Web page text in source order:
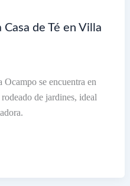
de Té en Villa
se encuentra en
de jardines, ideal